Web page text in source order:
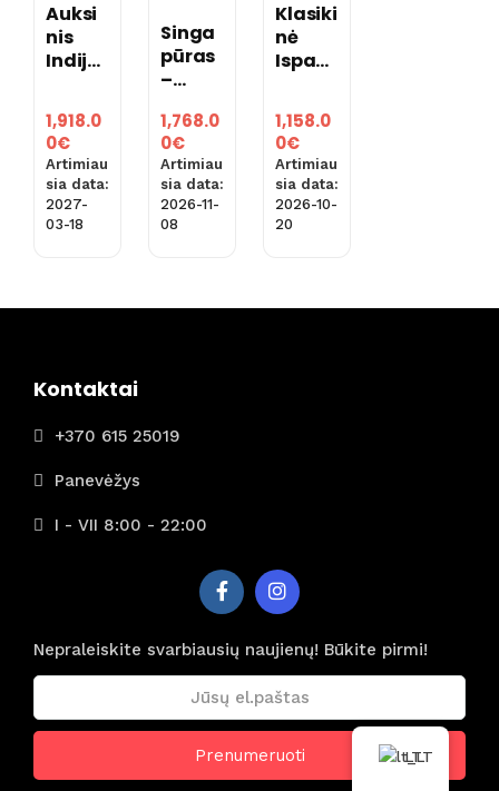
Auksi
nis
Indijos
mpis
su
poilsiu
Goa
(skryd
is iš
1,918.0
0€
Artimiau
sia data:
2027-
03-18
Singa
pūras
–
zija,
su
poilsiu
Langk
awi
is iš
1,768.0
0€
Artimiau
sia data:
2026-11-
08
Klasiki
nė
Ispanij
(skryd
is iš
Rygos
su
AirBal
tic)
1,158.0
0€
Artimiau
sia data:
2026-10-
20
Kontaktai
+370 615 25019
Panevėžys
I - VII 8:00 - 22:00
Nepraleiskite svarbiausių naujienų! Būkite pirmi!
LT